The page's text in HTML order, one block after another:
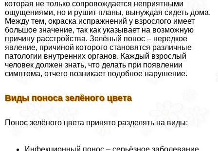
которая не только сопровождается неприятными
ощущениями, но и рушит планы, вынуждая сидеть дома.
Между тем, окраска испpaжнeний у взрослого имеет
большое значение, так как указывает на возможную
причину расстройства. Зелёный понос – нередкое
явление, причиной которого становятся различные
патологии внутренних органов. Каждый взрослый
человек должен знать, что делать при появлении
симптома, отчего возникает подобное нарушение.
Виды поноса зелёного цвета
Понос зелёного цвета принято разделять на виды: